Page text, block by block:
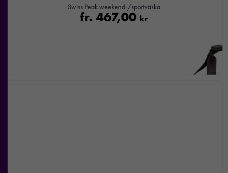
Swiss Peak weekend-/sportväska
fr. 467,00 kr